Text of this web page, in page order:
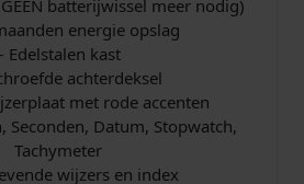
€
7
7
batterijwissel meer nodig)
energie opslag
Edelstalen kast
achterdeksel
met rode accenten
Seconden, Datum, Stopwatch,
Tachymeter
wijzers en index